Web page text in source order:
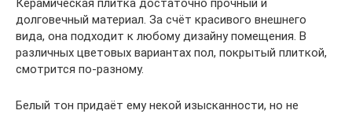
Керамическая плитка достаточно прочный и
долговечный материал. За счёт красивого внешнего
вида, она подходит к любому дизайну помещения. В
различных цветовых вариантах пол, покрытый плиткой,
смотрится по-разному.
Белый тон придаёт ему некой изысканности, но не